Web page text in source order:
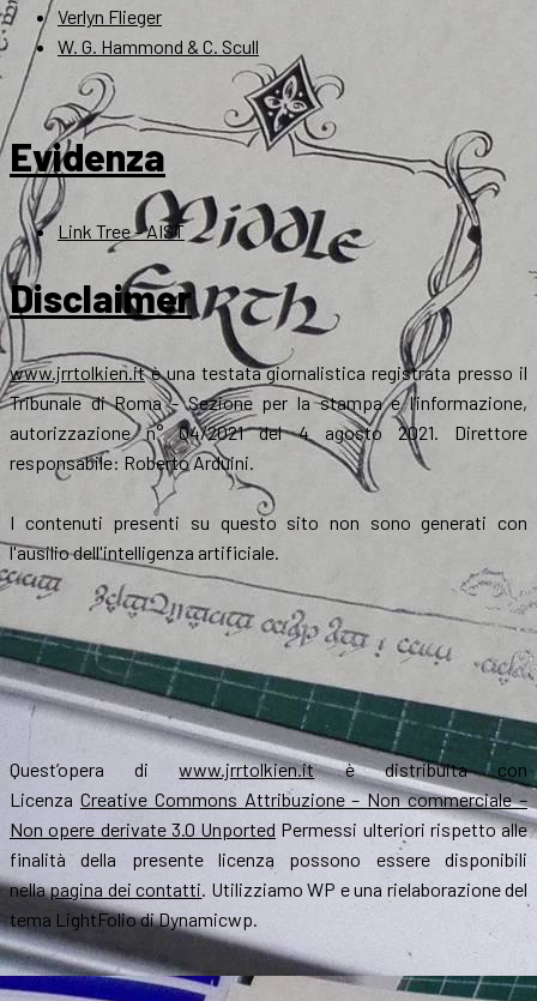
Verlyn Flieger
W. G. Hammond & C. Scull
Evidenza
Link Tree – AIST
Disclaimer
www.jrrtolkien.itè una testata giornalistica registrata presso il
Tribunale di Roma - Sezione per la stampa e l’informazione,
autorizzazione n° 04/2021 del 4 agosto 2021. Direttore
responsabile: Roberto Arduini.
I contenuti presenti su questo sito non sono generati con
l'ausilio dell'intelligenza artificiale.
Quest’opera diwww.jrrtolkien.itè distribuita con
Licenza Creative Commons Attribuzione – Non commerciale –
Non opere derivate 3.0 Unported Permessi ulteriori rispetto alle
finalità della presente licenza possono essere disponibili
nellapagina dei contatti. Utilizziamo WP e una rielaborazione del
tema LightFolio di Dynamicwp.